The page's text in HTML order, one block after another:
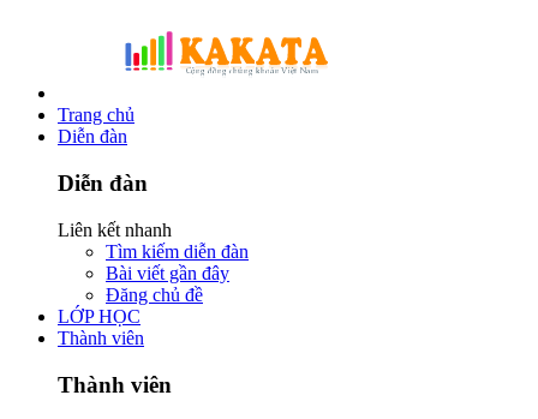
Trang chủ
Diễn đàn
Diễn đàn
Liên kết nhanh
Tìm kiếm diễn đàn
Bài viết gần đây
Đăng chủ đề
LỚP HỌC
Thành viên
Thành viên